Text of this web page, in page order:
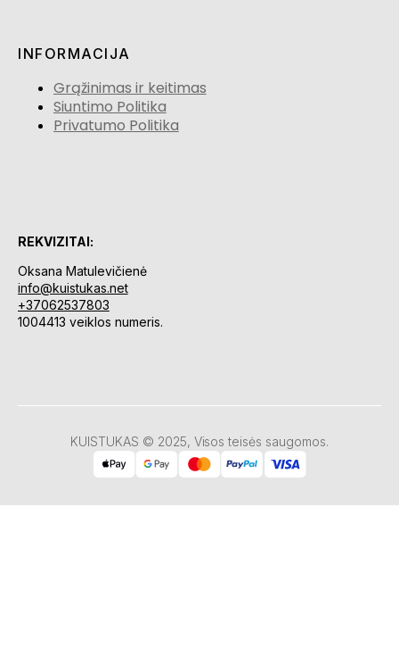
INFORMACIJA
Grąžinimas ir keitimas
Siuntimo Politika
Privatumo Politika
REKVIZITAI:
Oksana Matulevičienė
info@kuistukas.net
+37062537803
1004413 veiklos numeris.
KUISTUKAS © 2025, Visos teisės saugomos.